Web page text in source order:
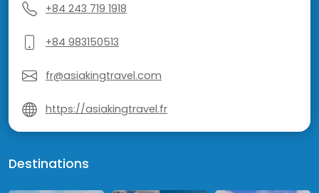
+84 243 719 1918
+84 983150513
fr@asiakingtravel.com
https://asiakingtravel.fr
Destinations